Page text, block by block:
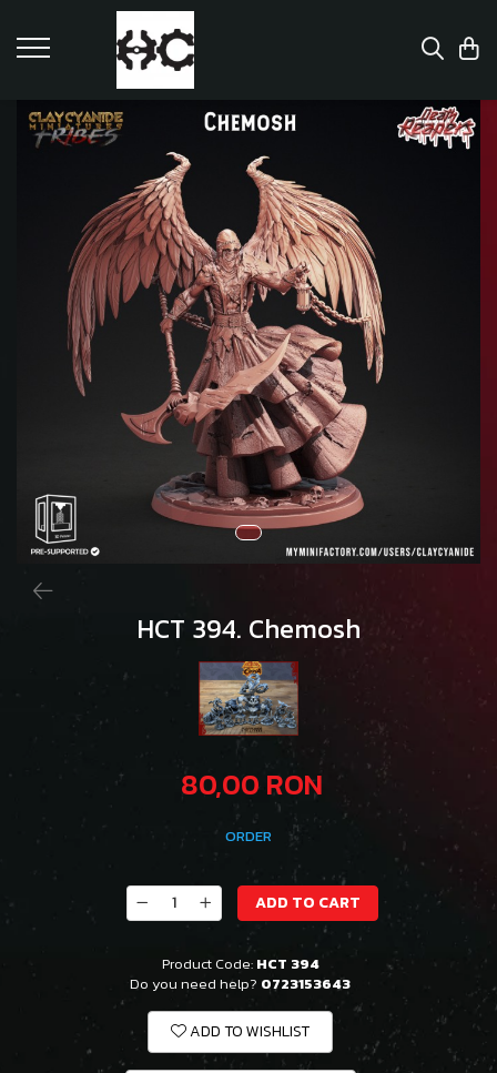
HCT 394. Chemosh
80,00 RON
ORDER
ADD TO CART
Product Code: HCT 394
Do you need help? 0723153643
ADD TO WISHLIST